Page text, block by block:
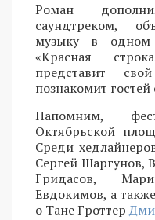
Роман
саундтреком,
музыку в одном
«Красная
представит
познакомит
Напомним,
Октябрьской
Среди
Сергей Шаргунов,
Гридасов,
Евдокимов, а
о Тане Гроттер